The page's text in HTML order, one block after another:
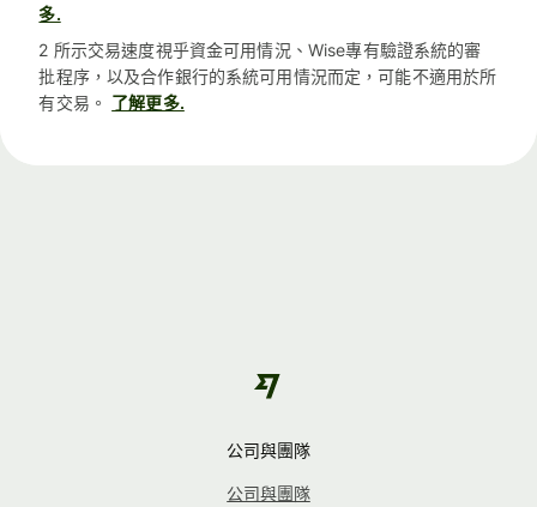
多.
2 所示交易速度視乎資金可用情況、Wise專有驗證系統的審
批程序，以及合作銀行的系統可用情況而定，可能不適用於所
有交易。 了解更多.
公司與團隊
公司與團隊